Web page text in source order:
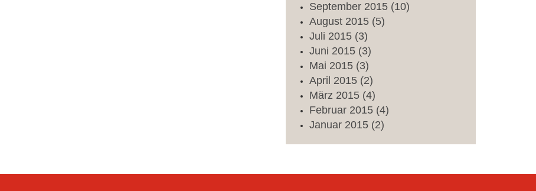
September 2015 (10)
August 2015 (5)
Juli 2015 (3)
Juni 2015 (3)
Mai 2015 (3)
April 2015 (2)
März 2015 (4)
Februar 2015 (4)
Januar 2015 (2)